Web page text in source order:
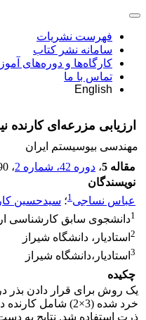
فهرست نشریات
سامانه نشر کتاب
کارگاه‌ها و دوره‌های
تماس با ما
English
ارزیابی مزرعه‌‌ای
مهندسی بیوسیستم ایران
مقاله 5
، دوره 42، شماره 2 ، 1390
نویسندگان
عباس نساجی1؛ سیدحسین
1دانشجوی سابق کارشناسی
2 استادیار، دانشگاه شیراز
3 استادیار،‌دانشگاه شیراز
چکیده
یک روش برای قرار دادن بذر